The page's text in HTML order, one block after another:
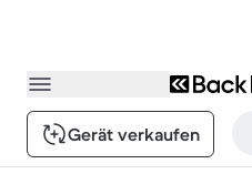
Gerät verkaufen